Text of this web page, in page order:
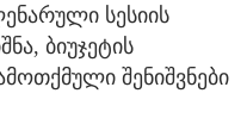
სესიის
ბიუჯეტის
შენიშვნები